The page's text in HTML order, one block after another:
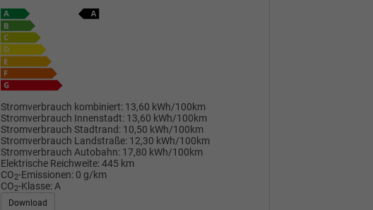
Stromverbrauch kombiniert: 13,60 kWh/100km
Stromverbrauch Innenstadt: 13,60 kWh/100km
Stromverbrauch Stadtrand: 10,50 kWh/100km
Stromverbrauch Landstraße: 12,30 kWh/100km
Stromverbrauch Autobahn: 17,80 kWh/100km
Elektrische Reichweite:445 km
CO2-Emissionen: 0 g/km
CO2-Klasse:A
Download